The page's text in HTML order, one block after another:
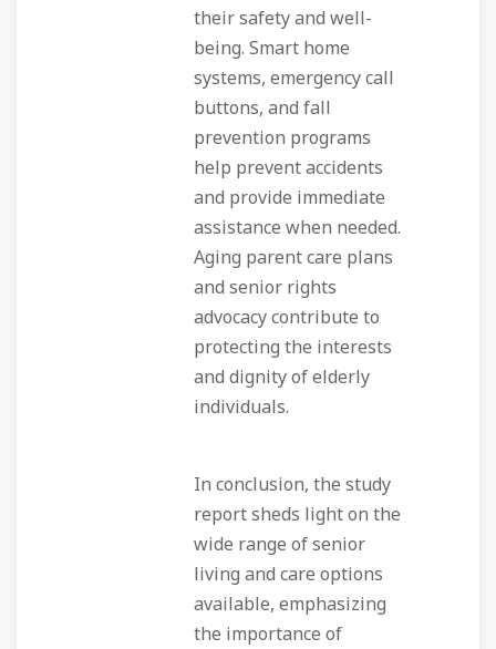
their safety and well-
being. Smart home
systems, emergency call
buttons, and fall
prevention programs
help prevent accidents
and provide immediate
assistance when needed.
Aging parent care plans
and senior rights
advocacy contribute to
protecting the interests
and dignity of elderly
individuals.
In conclusion, the study
report sheds light on the
wide range of senior
living and care options
available, emphasizing
the importance of